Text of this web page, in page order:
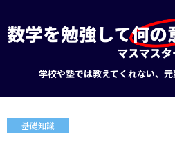
学校や塾では教えてくれない、
基礎知識